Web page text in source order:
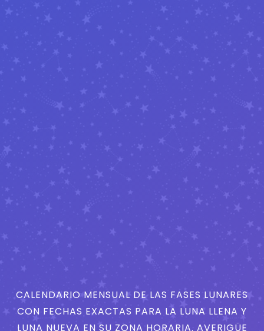
CALENDARIO MENSUAL DE LAS FASES LUNARES
CON FECHAS EXACTAS PARA LA LUNA LLENA Y
LUNA NUEVA EN SU ZONA HORARIA. AVERIGÜE